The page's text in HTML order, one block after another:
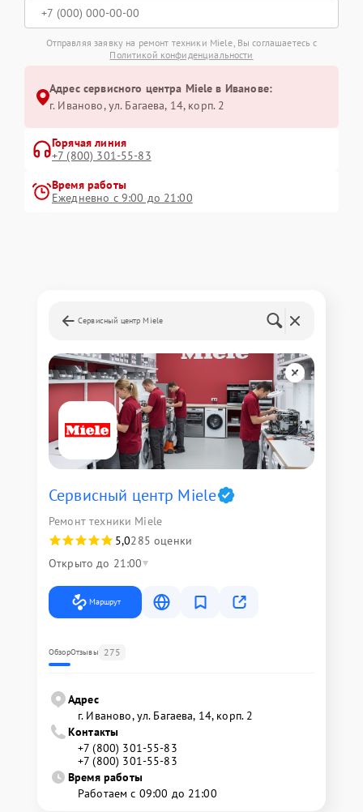
Отправляя заявку на ремонт техники Miele, Вы соглашаетесь с
Политикой конфиденциальности
Адрес сервисного центра Miele в Иванове:
г. Иваново, ул. Багаева, 14, корп. 2
Горячая линия
+7 (800) 301-55-83
Время работы
Ежедневно с 9:00 до 21:00
Сервисный центр Miele
Сервисный центр Miele
Ремонт техники Miele
5,0285 оценки
Открыто до 21:00
Маршрут
ОбзорОтзывы 275
Адрес
г. Иваново, ул. Багаева, 14, корп. 2
Контакты
+7 (800) 301-55-83
+7 (800) 301-55-83
Время работы
Работаем с 09:00 до 21:00